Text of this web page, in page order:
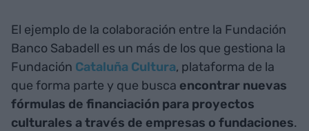
El ejemplo de la colaboración entre la Fundación
Banco Sabadell es un más de los que gestiona la
Fundación Cataluña Cultura, plataforma de la
que forma parte y que busca encontrar nuevas
fórmulas de financiación para proyectos
culturales a través de empresas o fundaciones.